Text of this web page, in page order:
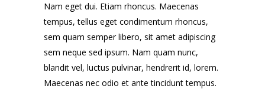
Nam eget dui. Etiam rhoncus. Maecenas
tempus, tellus eget condimentum rhoncus,
sem quam semper libero, sit amet adipiscing
sem neque sed ipsum. Nam quam nunc,
blandit vel, luctus pulvinar, hendrerit id, lorem.
Maecenas nec odio et ante tincidunt tempus.